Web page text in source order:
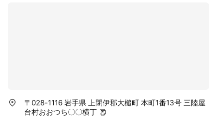
〒028-1116 岩手県 上閉伊郡大槌町 本町1番13号 三陸屋
台村おおつち〇〇横丁